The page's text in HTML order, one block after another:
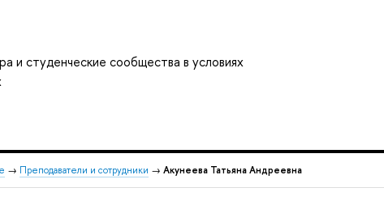
и студенческие сообщества в условиях
→ Преподаватели и сотрудники → Акунеева Татьяна Андреевна